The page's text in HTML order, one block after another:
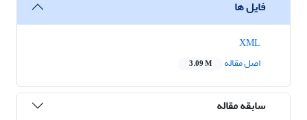
فایل ها
اصل مقاله
3.09 M
سابقه مقاله